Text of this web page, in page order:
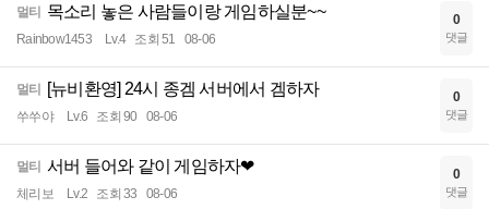
멀티 목소리 놓은 사람들이랑 게임하실분~~
Rainbow1453 Lv.4 조회 51 08-06
0
댓글
멀티 [뉴비환영] 24시 종겜 서버에서 겜하자
쑤쑤야 Lv.6 조회 90 08-06
0
댓글
멀티 서버 들어와 같이 게임하자❤
체리보 Lv.2 조회 33 08-06
0
댓글